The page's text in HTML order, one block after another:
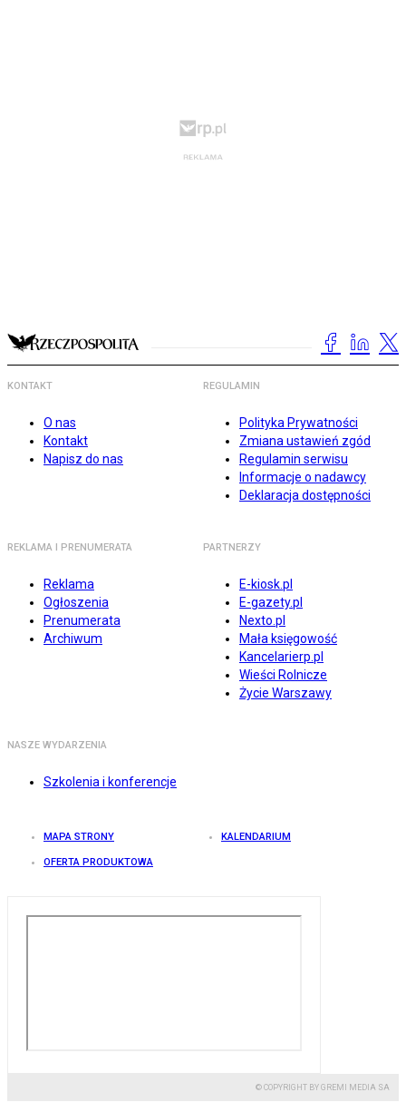
KONTAKT
O nas
Kontakt
Napisz do nas
REGULAMIN
Polityka Prywatności
Zmiana ustawień zgód
Regulamin serwisu
Informacje o nadawcy
Deklaracja dostępności
REKLAMA I PRENUMERATA
Reklama
Ogłoszenia
Prenumerata
Archiwum
PARTNERZY
E-kiosk.pl
E-gazety.pl
Nexto.pl
Mała księgowość
Kancelarierp.pl
Wieści Rolnicze
Życie Warszawy
NASZE WYDARZENIA
Szkolenia i konferencje
MAPA STRONY KALENDARIUM
OFERTA PRODUKTOWA
© COPYRIGHT BY GREMI MEDIA SA